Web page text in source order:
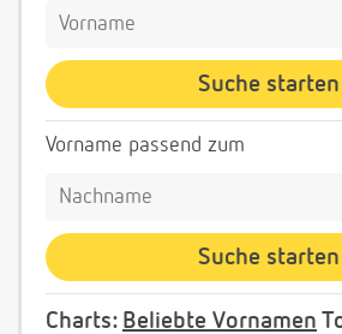
Vorname passend zum
Charts: Beliebte Vornamen